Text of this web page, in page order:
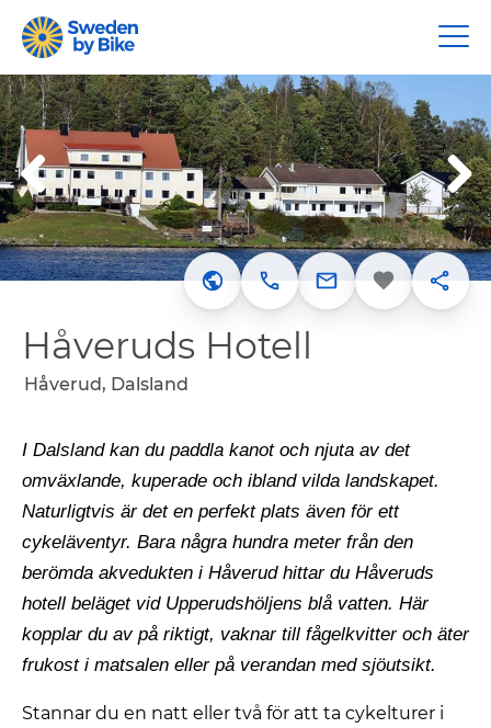
Webbplats+46 (0)530-30 700Favorit Dela
Håveruds Hotell
Håverud, Dalsland
I Dalsland kan du paddla kanot och njuta av det
omväxlande, kuperade och ibland vilda landskapet.
Naturligtvis är det en perfekt plats även för ett
cykeläventyr. Bara några hundra meter från den
berömda akvedukten i Håverud hittar du Håveruds
hotell beläget vid Upperudshöljens blå vatten. Här
kopplar du av på riktigt, vaknar till fågelkvitter och äter
frukost i matsalen eller på verandan med sjöutsikt.
Stannar du en natt eller två för att ta cykelturer i